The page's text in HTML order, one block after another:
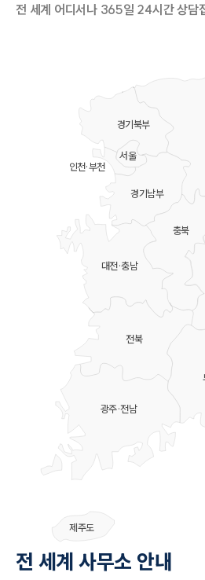
대륜의 강점
오시는 길
전 세계 어디서나 365일 24시간 상담
충북
대전·충남
전북
광주·전남
제주도
경기북부
경기남부
서울
인천·부천
전 세계 사무소 안내